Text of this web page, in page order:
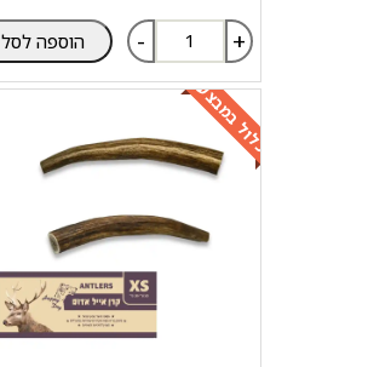
- + הוספה לסל
כלול במבצע